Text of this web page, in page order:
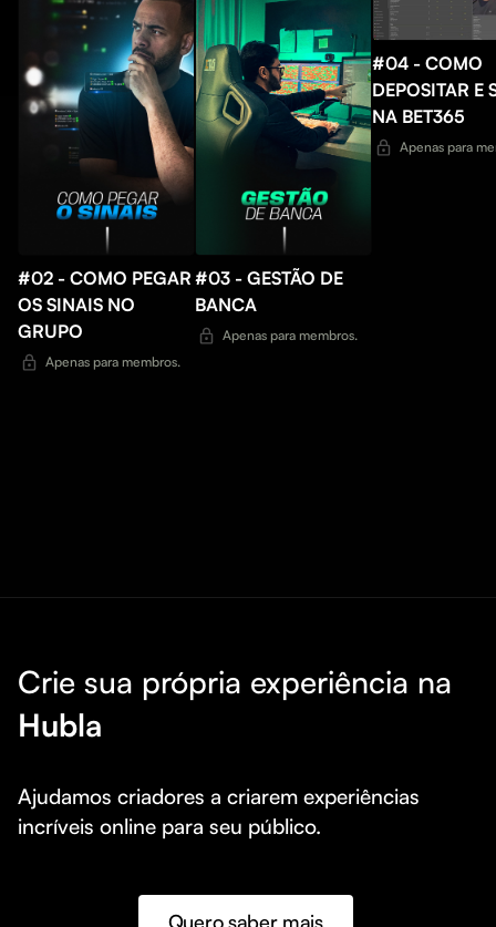
#02 - COMO PEGAR
OS SINAIS NO
GRUPO
Apenas para membros.
#03 - GESTÃO DE
BANCA
Apenas para membros.
#04 - COMO
DEPOSITAR E
NA BET365
Apenas para
Crie sua própria experiência na
Hubla
Ajudamos criadores a criarem experiências
incríveis online para seu público.
Quero saber mais